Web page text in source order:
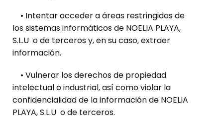
• Intentar acceder a áreas restringidas de
los sistemas informáticos de NOELIA PLAYA,
S.L.U o de terceros y, en su caso, extraer
información.
• Vulnerar los derechos de propiedad
intelectual o industrial, así como violar la
confidencialidad de la información de NOELIA
PLAYA, S.L.U o de terceros.